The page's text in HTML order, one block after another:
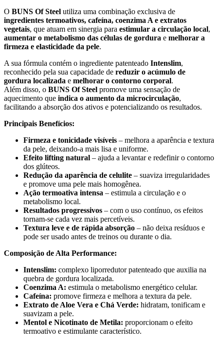
O BUNS Of Steel utiliza uma combinação exclusiva de
ingredientes termoativos, cafeína, coenzima A e extratos
vegetais, que atuam em sinergia para estimular a circulação local,
aumentar o metabolismo das células de gordura e melhorar a
firmeza e elasticidade da pele.
A sua fórmula contém o ingrediente patenteado Intenslim,
reconhecido pela sua capacidade de reduzir o acúmulo de
gordura localizada e melhorar o contorno corporal.
Além disso, o BUNS Of Steel promove uma sensação de
aquecimento que indica o aumento da microcirculação,
facilitando a absorção dos ativos e potencializando os resultados.
Principais Benefícios:
Firmeza e tonicidade visíveis – melhora a aparência e textura
da pele, deixando-a mais lisa e uniforme.
Efeito lifting natural – ajuda a levantar e redefinir o contorno
dos glúteos.
Redução da aparência de celulite – suaviza irregularidades
e promove uma pele mais homogênea.
Ação termoativa intensa – estimula a circulação e o
metabolismo local.
Resultados progressivos – com o uso contínuo, os efeitos
tornam-se cada vez mais percetíveis.
Textura leve e de rápida absorção – não deixa resíduos e
pode ser usado antes de treinos ou durante o dia.
Composição de Alta Performance:
Intenslim: complexo liporredutor patenteado que auxilia na
quebra de gordura localizada.
Coenzima A: estimula o metabolismo energético celular.
Cafeína: promove firmeza e melhora a textura da pele.
Extrato de Aloe Vera e Chá Verde: hidratam, tonificam e
suavizam a pele.
Mentol e Nicotinato de Metila: proporcionam o efeito
termoativo e estimulante característico.